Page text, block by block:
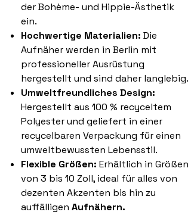
der Bohème- und Hippie-Ästhetik
ein.
Hochwertige Materialien: Die
Aufnäher werden in Berlin mit
professioneller Ausrüstung
hergestellt und sind daher langlebig.
Umweltfreundliches Design:
Hergestellt aus 100 % recyceltem
Polyester und geliefert in einer
recycelbaren Verpackung für einen
umweltbewussten Lebensstil.
Flexible Größen: Erhältlich in Größen
von 3 bis 10 Zoll, ideal für alles von
dezenten Akzenten bis hin zu
auffälligen Aufnähern.